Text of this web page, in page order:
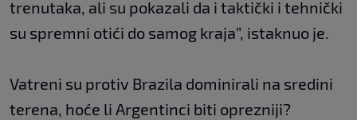
trenutaka, ali su pokazali da i taktički i tehnički
su spremni otići do samog kraja”, istaknuo je.
Vatreni su protiv Brazila dominirali na sredini
terena, hoće li Argentinci biti oprezniji?